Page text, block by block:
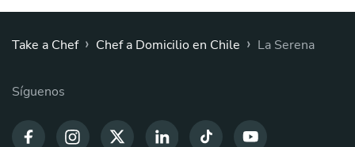
Take a Chef › Chef a Domicilio en Chile › La Serena
Síguenos